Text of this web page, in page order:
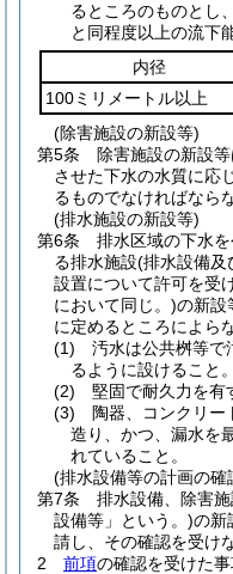
るところのものとし
と同程度以上の流下
内径
100ミリメートル以上
(除害施設の新設等)
第5条
除害施設の新設
させた下水の水質に応
るものでなければなら
(排水施設の新設等)
第6条
排水区域の下水
る排水施設(排水設備及
設置について許可を受
において同じ。)の新設
に定めるところによら
(1)
汚水は公共桝等で
るように設けること。
(2)
堅固で耐久力を有
(3)
陶器、コンクリ
造り、かつ、漏水を
れていること。
(排水設備等の計画の確
第7条
排水設備、除害
設備等」という。)の新
請し、その確認を受け
2
前項の確認を受けた